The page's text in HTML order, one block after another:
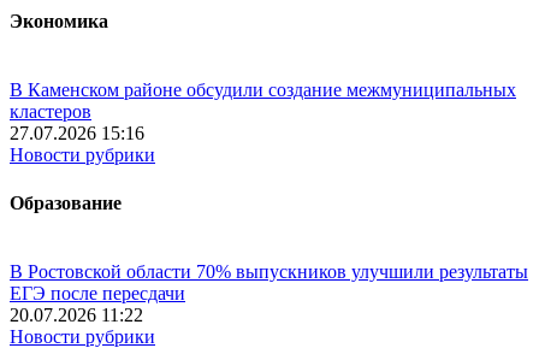
Экономика
В Каменском районе обсудили создание межмуниципальных
кластеров
27.07.2026 15:16
Новости рубрики
Образование
В Ростовской области 70% выпускников улучшили результаты
ЕГЭ после пересдачи
20.07.2026 11:22
Новости рубрики